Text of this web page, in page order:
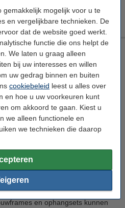
gemakkelijk mogelijk voor u te
en vergelijkbare technieken. De
dat de website goed werkt.
functie die ons helpt de
We laten u graag alleen
bij uw interesses en willen
uw gedrag binnen en buiten
cookiebeleid leest u alles over
en hoe u uw voorkeuren kunt
om akkoord te gaan. Kiest u
we alleen functionele en
we technieken die daarop
Bestellen
accessoires
en goed te laten functioneren
nodig. Met deze accessoires
zoals u dat wilt, ongeacht of u
plaatsen of op een andere
in ons
bestaan uit
lasklemmen, led
en ophangsets kunnen